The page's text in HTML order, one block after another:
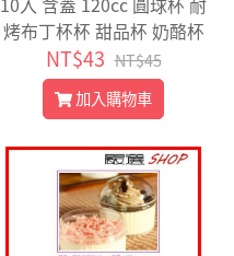
烤布丁杯杯 甜品杯 奶酪杯
塑膠杯 布丁燒 果凍杯【G3
9】
NT$43 NT$45
加入購物車